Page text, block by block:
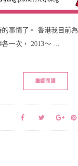
事情了。 香港我目前
各一次， 2013～ …
繼續閱讀